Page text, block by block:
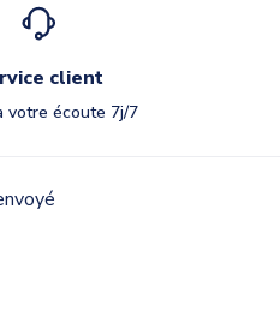
client
votre écoute 7j/7